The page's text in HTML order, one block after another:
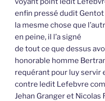
enfin pressé dudit Gentot
la mesme chose que
en peine, il l’a signé
de tout ce que dessus
honorable homme
requérant pour luy servir
contre ledit Lefebvre
Jehan Granger et Nicolas